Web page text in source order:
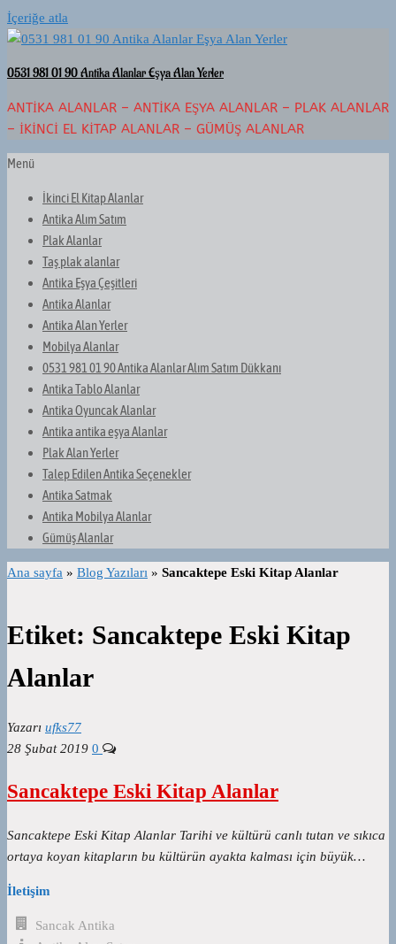
İçeriğe atla
0531 981 01 90 Antika Alanlar Eşya Alan Yerler
ANTIKA ALANLAR – ANTIKA EŞYA ALANLAR – PLAK ALANLAR
– İKINCI EL KITAP ALANLAR – GÜMÜŞ ALANLAR
Menü
İkinci El Kitap Alanlar
Antika Alım Satım
Plak Alanlar
Taş plak alanlar
Antika Eşya Çeşitleri
Antika Alanlar
Antika Alan Yerler
Mobilya Alanlar
0531 981 01 90 Antika Alanlar Alım Satım Dükkanı
Antika Tablo Alanlar
Antika Oyuncak Alanlar
Antika antika eşya Alanlar
Plak Alan Yerler
Talep Edilen Antika Seçenekler
Antika Satmak
Antika Mobilya Alanlar
Gümüş Alanlar
Ana sayfa » Blog Yazıları » Sancaktepe Eski Kitap Alanlar
Etiket: Sancaktepe Eski Kitap
Alanlar
Yazarı ufks77
28 Şubat 2019 0
Sancaktepe Eski Kitap Alanlar
Sancaktepe Eski Kitap Alanlar Tarihi ve kültürü canlı tutan ve sıkıca
ortaya koyan kitapların bu kültürün ayakta kalması için büyük…
İletişim
Sancak Antika